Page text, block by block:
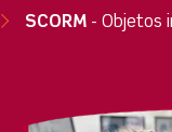
SCORM - Objetos